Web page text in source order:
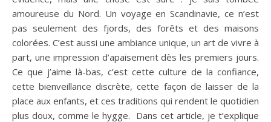
amoureuse du Nord. Un voyage en Scandinavie, ce n’est
pas seulement des fjords, des forêts et des maisons
colorées. C’est aussi une ambiance unique, un art de vivre à
part, une impression d’apaisement dès les premiers jours.
Ce que j’aime là-bas, c’est cette culture de la confiance,
cette bienveillance discrète, cette façon de laisser de la
place aux enfants, et ces traditions qui rendent le quotidien
plus doux, comme le hygge. Dans cet article, je t’explique